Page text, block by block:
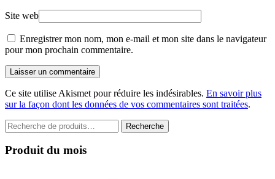
Site web
Enregistrer mon nom, mon e-mail et mon site dans le navigateur
pour mon prochain commentaire.
Laisser un commentaire
Ce site utilise Akismet pour réduire les indésirables. En savoir plus
sur la façon dont les données de vos commentaires sont traitées.
Recherche
pour :
Recherche
Produit du mois